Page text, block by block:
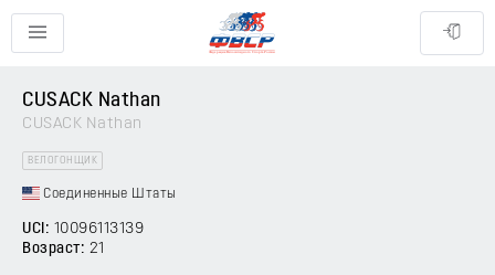
CUSACK Nathan
CUSACK Nathan
ВЕЛОГОНЩИК
Соединенные Штаты
UCI: 10096113139
Возраст: 21